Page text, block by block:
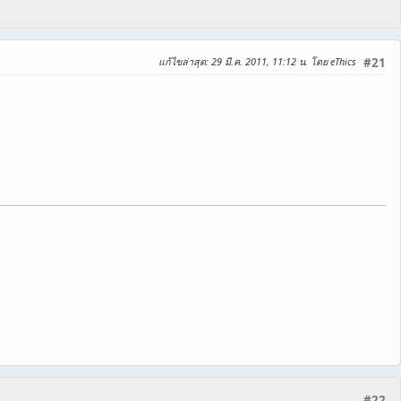
#21
แก้ไขล่าสุด: 29 มี.ค. 2011, 11:12 น. โดย eThics